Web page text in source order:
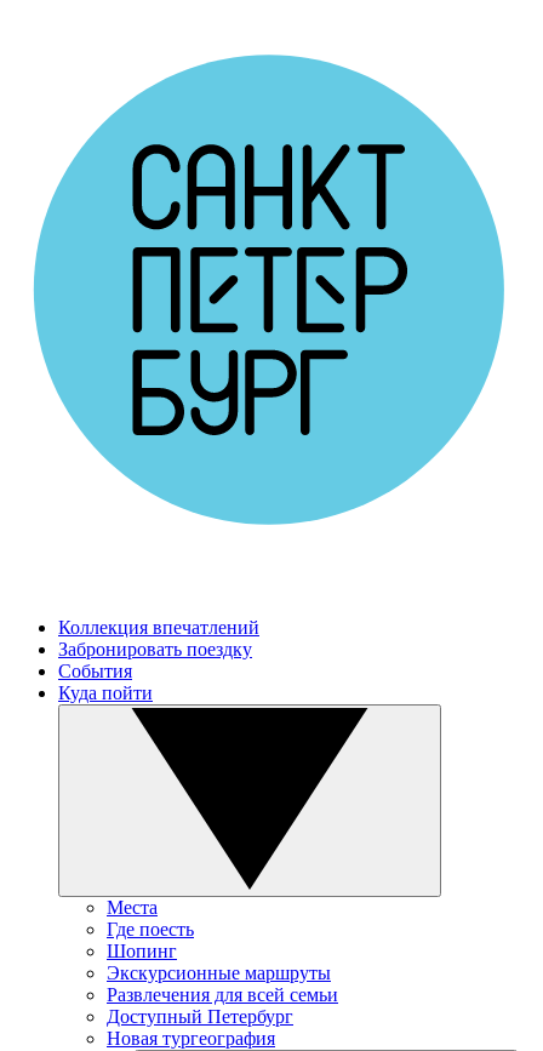
Коллекция впечатлений
Забронировать поездку
События
Куда пойти
Места
Где поесть
Шопинг
Экскурсионные маршруты
Развлечения для всей семьи
Доступный Петербург
Новая тургеография